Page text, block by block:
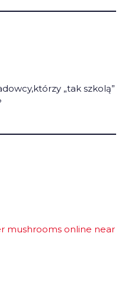
„tak szkolą”
mushrooms online near